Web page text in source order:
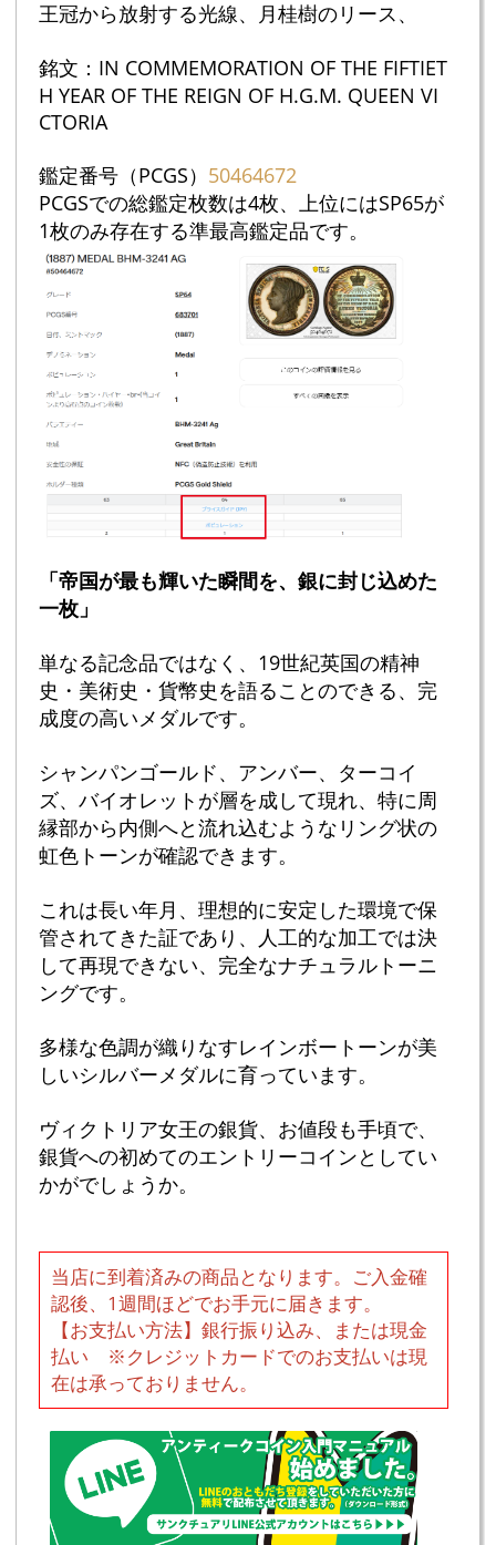
王冠から放射する光線、月桂樹のリース、
銘文：IN COMMEMORATION OF THE FIFTIET
H YEAR OF THE REIGN OF H.G.M. QUEEN VI
CTORIA
鑑定番号（PCGS） 50464672
PCGSでの総鑑定枚数は4枚、上位にはSP65が
1枚のみ存在する準最高鑑定品です。
「帝国が最も輝いた瞬間を、銀に封じ込めた
一枚」
単なる記念品ではなく、19世紀英国の精神
史・美術史・貨幣史を語ることのできる、完
成度の高いメダルです。
シャンパンゴールド、アンバー、ターコイ
ズ、バイオレットが層を成して現れ、特に周
縁部から内側へと流れ込むようなリング状の
虹色トーンが確認できます。
これは長い年月、理想的に安定した環境で保
管されてきた証であり、人工的な加工では決
して再現できない、完全なナチュラルトーニ
ングです。
多様な色調が織りなすレインボートーンが美
しいシルバーメダルに育っています。
ヴィクトリア女王の銀貨、お値段も手頃で、
銀貨への初めてのエントリーコインとしてい
かがでしょうか。
当店に到着済みの商品となります。ご入金確
認後、1週間ほどでお手元に届きます。
【お支払い方法】銀行振り込み、または現金
払い ※クレジットカードでのお支払いは現
在は承っておりません。